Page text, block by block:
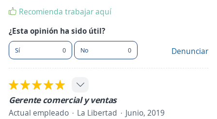
Recomienda trabajar aquí
¿Esta opinión ha sido útil?
Sí 0 No 0 Denunciar
Gerente comercial y ventas
Actual empleado La Libertad
Junio, 2019